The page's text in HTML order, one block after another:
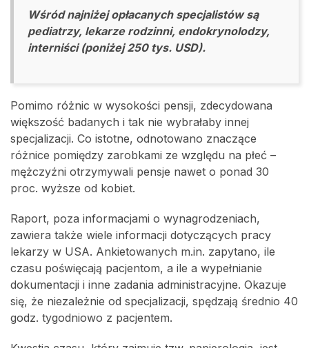
Wśród najniżej opłacanych specjalistów są
pediatrzy, lekarze rodzinni, endokrynolodzy,
interniści (poniżej 250 tys. USD).
Pomimo różnic w wysokości pensji, zdecydowana
większość badanych i tak nie wybrałaby innej
specjalizacji. Co istotne, odnotowano znaczące
różnice pomiędzy zarobkami ze względu na płeć –
mężczyźni otrzymywali pensje nawet o ponad 30
proc. wyższe od kobiet.
Raport, poza informacjami o wynagrodzeniach,
zawiera także wiele informacji dotyczących pracy
lekarzy w USA. Ankietowanych m.in. zapytano, ile
czasu poświęcają pacjentom, a ile a wypełnianie
dokumentacji i inne zadania administracyjne. Okazuje
się, że niezależnie od specjalizacji, spędzają średnio 40
godz. tygodniowo z pacjentem.